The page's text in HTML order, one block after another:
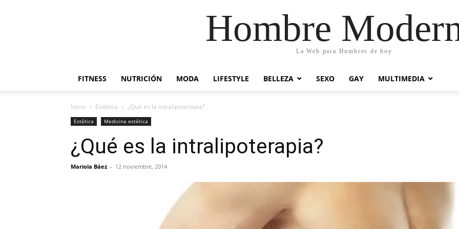
Hombre
La Web para Hombres de hoy
FITNESS NUTRICIÓN MODA LIFESTYLE BELLEZA SEXO GAY MULTIMEDIA
Inicio Estética ¿Qué es la intralipoterapia?
Estética Medicina estética
¿Qué es la intralipoterapia?
Mariola Báez - 12 noviembre, 2014